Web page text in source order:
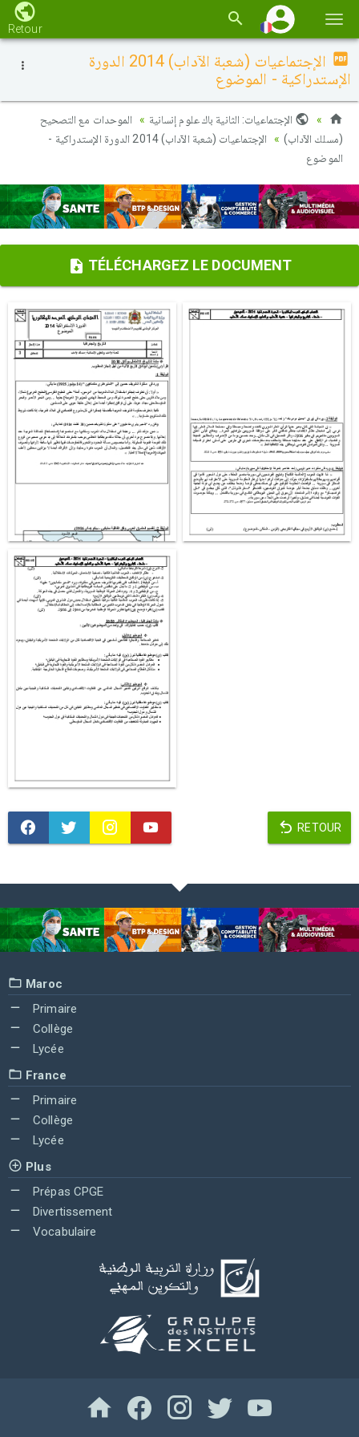
la
Retour
الإجتماعيات (شعبة الآداب) 2014 الدورة
الإستدراكية - الموضوع
الإجتماعيات: الثانية باك علوم إنسانية
الموحدات مع التصحيح
(مسلك الآداب)
الإجتماعيات (شعبة الآداب) 2014 الدورة الإستدراكية -
الموضوع
TÉLÉCHARGEZ LE DOCUMENT
RETOUR
Maroc
Primaire
Collège
Lycée
France
Primaire
Collège
Lycée
Plus
Prépas CPGE
Divertissement
Vocabulaire